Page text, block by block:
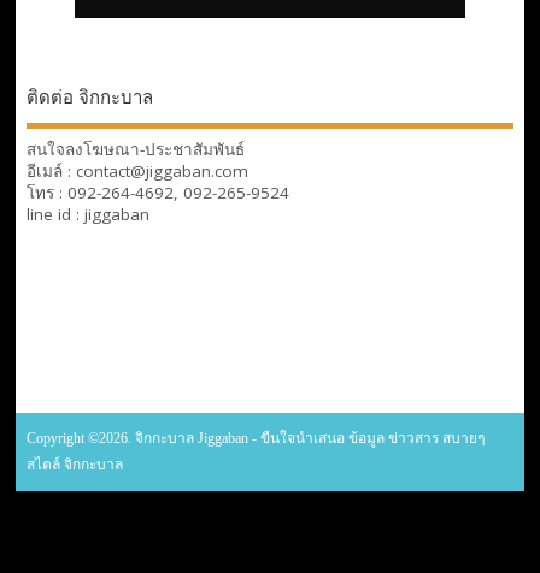
ติดต่อ จิกกะบาล
สนใจลงโฆษณา-ประชาสัมพันธ์
อีเมล์ : contact@jiggaban.com
โทร : 092-264-4692, 092-265-9524
line id : jiggaban
Copyright ©2026. จิกกะบาล Jiggaban - ขืนใจนำเสนอ ข้อมูล ข่าวสาร สบายๆ
สไตล์ จิกกะบาล